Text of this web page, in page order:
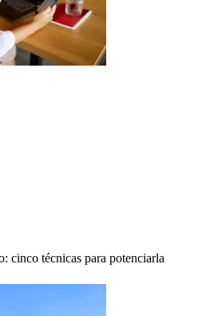
cinco técnicas para potenciarla